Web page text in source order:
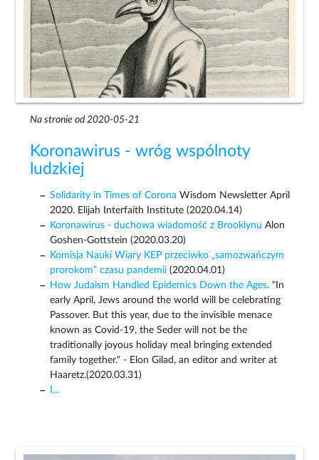
Na stronie od 2020-05-21
Koronawirus - wróg wspólnoty
ludzkiej
Solidarity in Times of Corona Wisdom Newsletter April
2020. Elijah Interfaith Institute (2020.04.14)
Koronawirus - duchowa wiadomość z Brooklynu Alon
Goshen-Gottstein (2020.03.20)
Komisja Nauki Wiary KEP przeciwko „samozwańczym
prorokom” czasu pandemii (2020.04.01)
How Judaism Handled Epidemics Down the Ages. "In
early April, Jews around the world will be celebrating
Passover. But this year, due to the invisible menace
known as Covid-19, the Seder will not be the
traditionally joyous holiday meal bringing extended
family together." - Elon Gilad, an editor and writer at
Haaretz.(2020.03.31)
I...